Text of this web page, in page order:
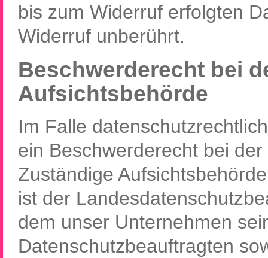
bis zum Widerruf erfolgten
Widerruf unberührt.
Beschwerderecht bei
Aufsichtsbehörde
Im Falle
ein Beschwerderecht bei
Zuständige
ist der
dem unser Unternehmen
Datenschutzbeauftragten